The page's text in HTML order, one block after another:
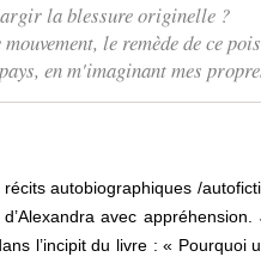
la blessure originelle ?
le remède de ce
en m'imaginant mes
autobiographiques /
avec
l’incipit du livre : « Pourquoi